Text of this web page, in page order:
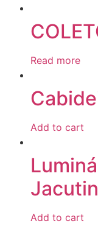
Read more
Add to cart
Add to cart